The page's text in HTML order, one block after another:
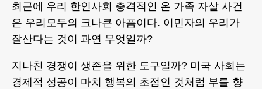
최근에 우리 한인사회 충격적인 온 가족 자살 사건
은 우리모두의 크나큰 아픔이다. 이민자의 우리가
잘산다는 것이 과연 무엇일까?
지나친 경쟁이 생존을 위한 도구일까? 미국 사회는
경제적 성공이 마치 행복의 초점인 것처럼 부를 향